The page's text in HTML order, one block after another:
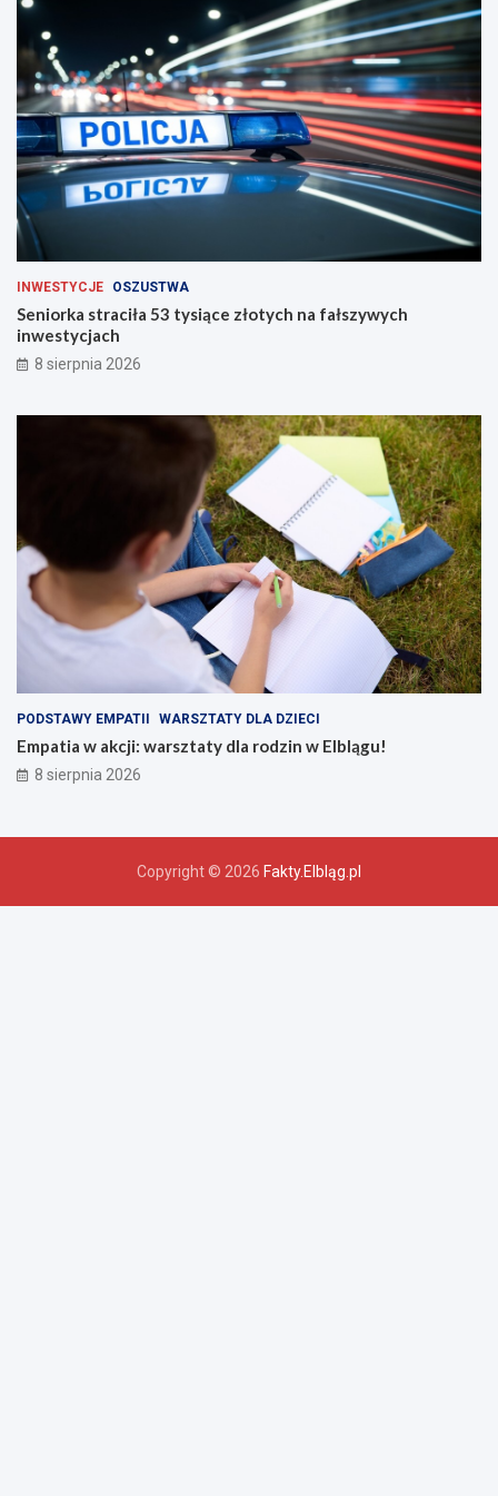
c
INWESTYCJE OSZUSTWA
Seniorka straciła 53 tysiące złotych na fałszywych
inwestycjach
8 sierpnia 2026
PODSTAWY EMPATII WARSZTATY DLA DZIECI
Empatia w akcji: warsztaty dla rodzin w Elblągu!
8 sierpnia 2026
Copyright © 2026 Fakty.Elbląg.pl